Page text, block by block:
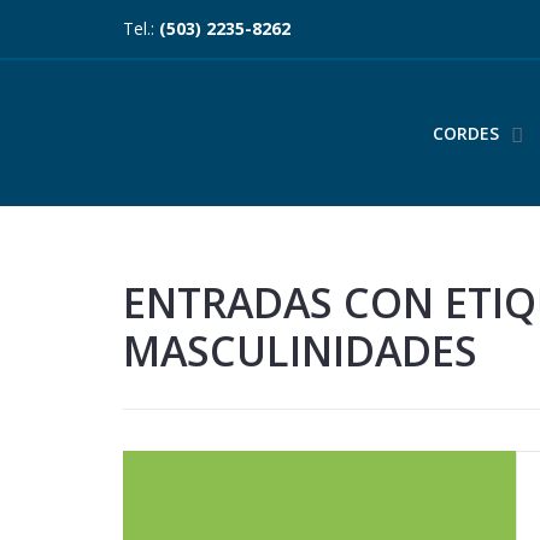
Tel.: (503) 2235-8262
CORDES
ENTRADAS CON
MASCULINIDADES